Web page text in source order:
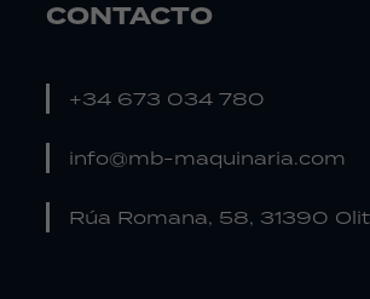
CONTACTO
+34 673 034 780
info@mb-maquinaria.com
Rúa Romana, 58, 31390